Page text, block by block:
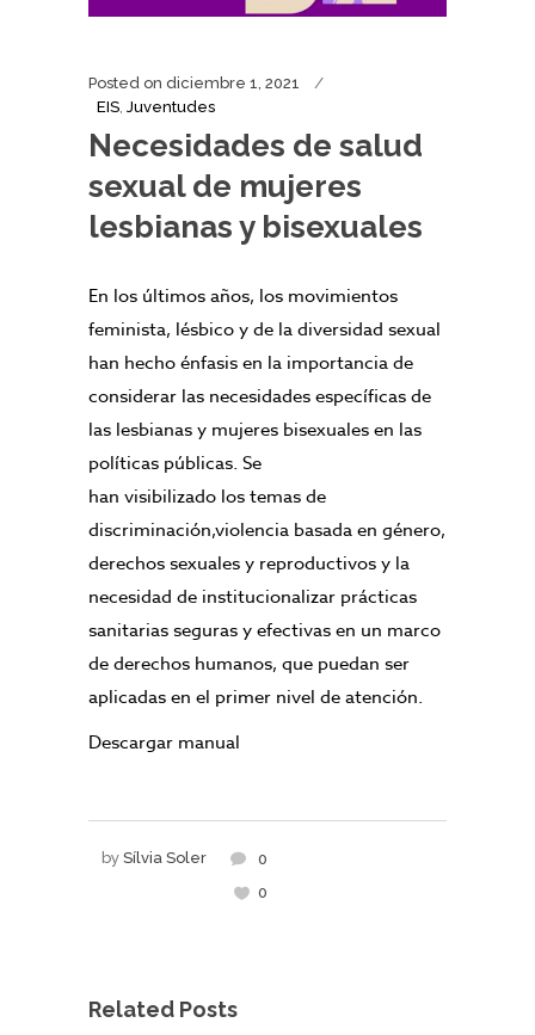
Posted on diciembre 1, 2021
EIS, Juventudes
Necesidades de salud
sexual de mujeres
lesbianas y bisexuales
En los últimos años, los movimientos
feminista, lésbico y de la diversidad sexual
han hecho énfasis en la importancia de
considerar las necesidades específicas de
las lesbianas y mujeres bisexuales en las
políticas públicas. Se
han visibilizado los temas de
discriminación,violencia basada en género,
derechos sexuales y reproductivos y la
necesidad de institucionalizar prácticas
sanitarias seguras y efectivas en un marco
de derechos humanos, que puedan ser
aplicadas en el primer nivel de atención.
Descargar manual
by Sílvia Soler
0
0
Related Posts